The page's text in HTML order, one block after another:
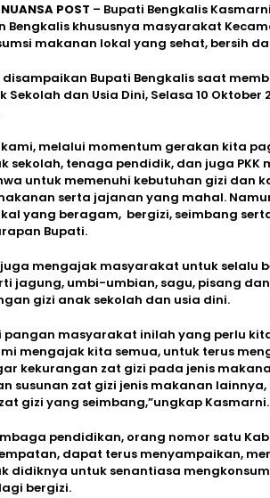
POST – Bupati Bengkalis
Bengkalis khususnya masyarakat
makanan lokal yang sehat, bersih
Bupati Bengkalis saat
Sekolah dan Usia Dini, Selasa 10 Oktober
melalui momentum gerakan kita
sekolah, tenaga pendidik, dan juga
untuk memenuhi kebutuhan gizi dan
serta jajanan yang mahal.
yang beragam, bergizi, seimbang
Bupati.
mengajak masyarakat untuk selalu
jagung, umbi-umbian, sagu, pisang
gizi anak sekolah dan usia dini.
pangan masyarakat inilah yang perlu
mengajak kita semua, untuk terus
kekurangan zat gizi pada jenis
susunan zat gizi jenis makanan
gizi yang seimbang,”ungkap Kasmarni.
pendidikan, orang nomor satu
dapat terus menyampaikan,
didiknya untuk senantiasa
bergizi.